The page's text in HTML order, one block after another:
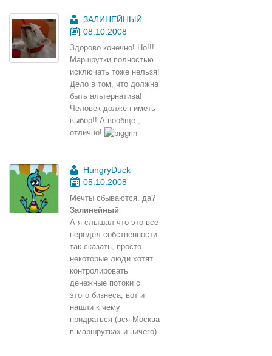
ЗАЛИНЕЙНЫЙ
08.10.2008
Здорово конечно! Но!!!
Маршрутки полностью
исключать тоже нельзя!
Дело в том, что должна
быть альтернатива!
Человек должен иметь
выбор!! А вообще ,
отлично!
HungryDuck
05.10.2008
Мечты сбываются, да?
Залинейный
А я слышал что это все
передел собственности
так сказать, просто
некоторые люди хотят
контролировать
денежные потоки с
этого бизнеса, вот и
нашли к чему
придраться (вся Москва
в маршрутках и ничего)